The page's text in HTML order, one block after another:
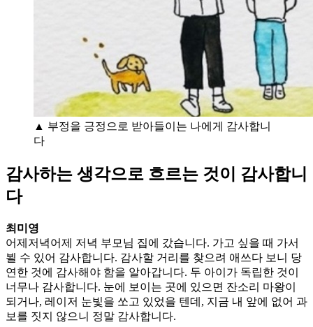
▲ 부정을 긍정으로 받아들이는 나에게 감사합니
다
감사하는 생각으로 흐르는 것이 감사합니
다
최미영
어제저녁어제 저녁 부모님 집에 갔습니다. 가고 싶을 때 가서
뵐 수 있어 감사합니다. 감사할 거리를 찾으려 애쓰다 보니 당
연한 것에 감사해야 함을 알아갑니다. 두 아이가 독립한 것이
너무나 감사합니다. 눈에 보이는 곳에 있으면 잔소리 마왕이
되거나, 레이저 눈빛을 쏘고 있었을 텐데, 지금 내 앞에 없어 과
보를 짓지 않으니 정말 감사합니다.